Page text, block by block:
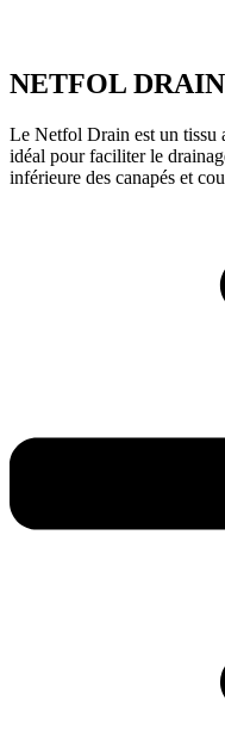
NETFOL DRAIN
Le Netfol Drain est un tissu
idéal pour faciliter le
inférieure des canapés et